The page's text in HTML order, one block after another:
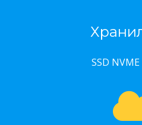
SSD